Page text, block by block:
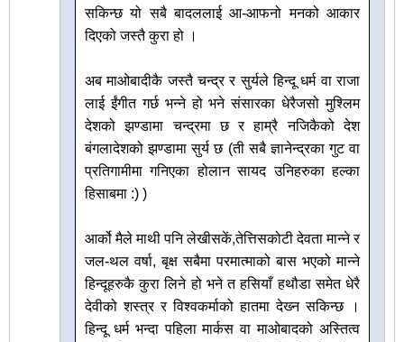
सकिन्छ यो सबै बादललाई आ-आफनो मनको आकार
दिएको जस्तै कुरा हो ।
अब माओबादीकै जस्तै चन्द्र र सुर्यले हिन्दू धर्म वा राजा
लाई ईंगीत गर्छ भन्ने हो भने संसारका धेरैजसो मुश्लिम
देशको झण्डामा चन्द्रमा छ र हाम्रै नजिकैको देश
बंगलादेशको झण्डामा सुर्य छ (ती सबै ज्ञानेन्द्रका गुट वा
प्रतिगामीमा गनिएका होलान सायद उनिहरुका हल्का
हिसाबमा :) )
आर्को मैले माथी पनि लेखीसकें,तेत्तिसकोटी देवता मान्ने र
जल-थल वर्षा, बृक्ष सबैमा परमात्माको बास भएको मान्ने
हिन्दूहरुकै कुरा लिने हो भने त हसियाँ हथौडा समेत धेरै
देवीको शस्त्र र विश्वकर्माको हातमा देख्‍न सकिन्छ ।
हिन्दू धर्म भन्दा पहिला मार्कस वा माओबादको अस्तित्व